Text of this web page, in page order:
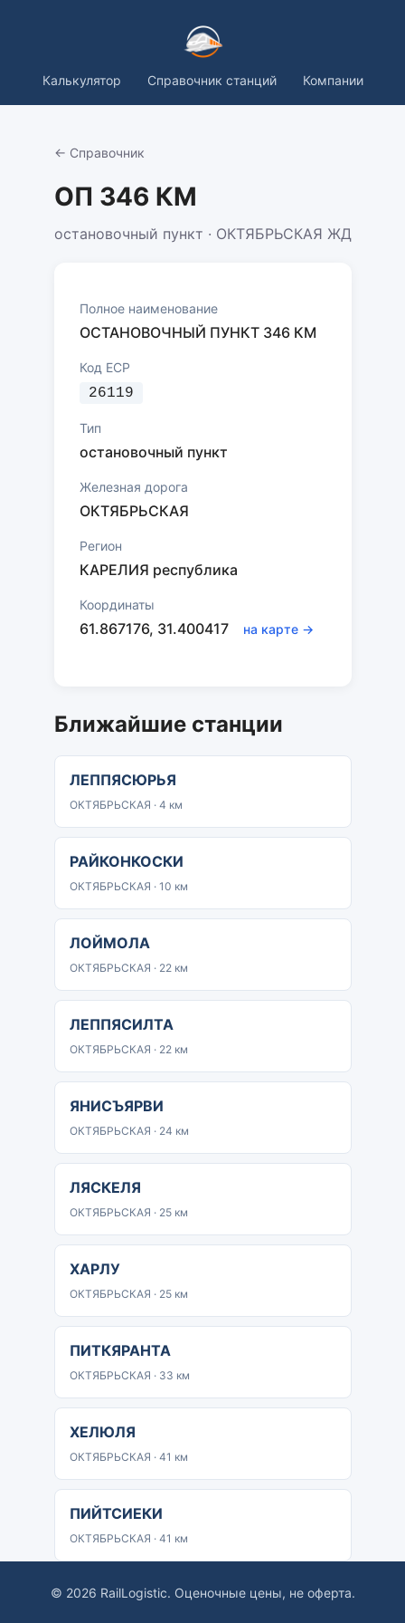
Калькулятор Справочник станций Компании
← Справочник
ОП 346 КМ
остановочный пункт · ОКТЯБРЬСКАЯ ЖД
Полное наименование
ОСТАНОВОЧНЫЙ ПУНКТ 346 КМ
Код ЕСР
26119
Тип
остановочный пункт
Железная дорога
ОКТЯБРЬСКАЯ
Регион
КАРЕЛИЯ республика
Координаты
61.867176, 31.400417 на карте →
Ближайшие станции
ЛЕППЯСЮРЬЯ
ОКТЯБРЬСКАЯ · 4 км
РАЙКОНКОСКИ
ОКТЯБРЬСКАЯ · 10 км
ЛОЙМОЛА
ОКТЯБРЬСКАЯ · 22 км
ЛЕППЯСИЛТА
ОКТЯБРЬСКАЯ · 22 км
ЯНИСЪЯРВИ
ОКТЯБРЬСКАЯ · 24 км
ЛЯСКЕЛЯ
ОКТЯБРЬСКАЯ · 25 км
ХАРЛУ
ОКТЯБРЬСКАЯ · 25 км
ПИТКЯРАНТА
ОКТЯБРЬСКАЯ · 33 км
ХЕЛЮЛЯ
ОКТЯБРЬСКАЯ · 41 км
ПИЙТСИЕКИ
ОКТЯБРЬСКАЯ · 41 км
© 2026 RailLogistic. Оценочные цены, не оферта.